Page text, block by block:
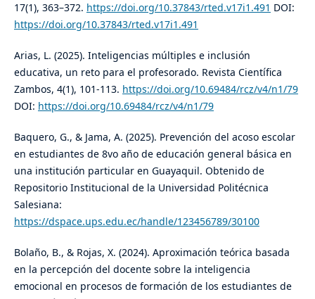
17(1), 363–372. https://doi.org/10.37843/rted.v17i1.491 DOI:
https://doi.org/10.37843/rted.v17i1.491
Arias, L. (2025). Inteligencias múltiples e inclusión
educativa, un reto para el profesorado. Revista Científica
Zambos, 4(1), 101-113. https://doi.org/10.69484/rcz/v4/n1/79
DOI: https://doi.org/10.69484/rcz/v4/n1/79
Baquero, G., & Jama, A. (2025). Prevención del acoso escolar
en estudiantes de 8vo año de educación general básica en
una institución particular en Guayaquil. Obtenido de
Repositorio Institucional de la Universidad Politécnica
Salesiana:
https://dspace.ups.edu.ec/handle/123456789/30100
Bolaño, B., & Rojas, X. (2024). Aproximación teórica basada
en la percepción del docente sobre la inteligencia
emocional en procesos de formación de los estudiantes de